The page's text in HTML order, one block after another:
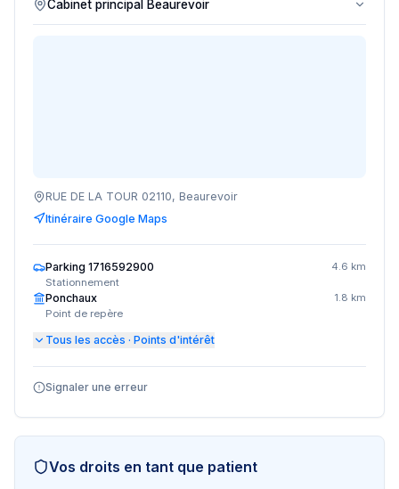
RUE DE LA TOUR 02110, Beaurevoir
Itinéraire Google Maps
Parking 1716592900
Stationnement
4.6 km
Ponchaux
Point de repère
1.8 km
Tous les accès · Points d'intérêt
Signaler une erreur
Vos droits en tant que patient